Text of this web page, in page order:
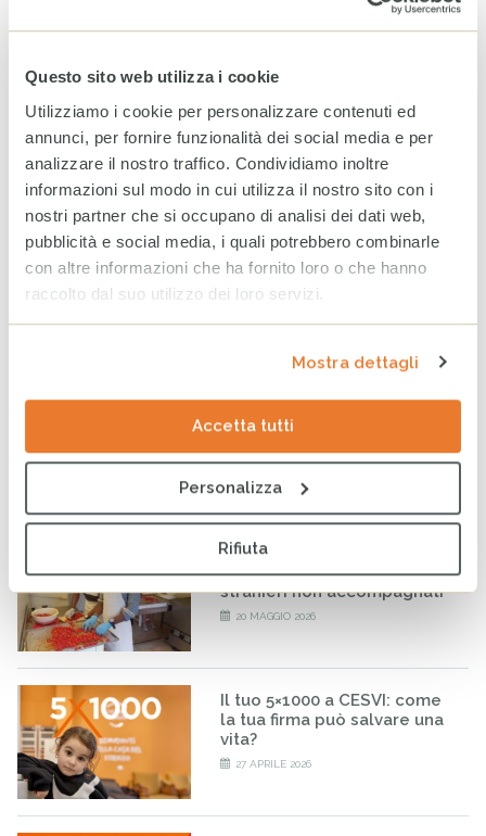
Questo sito web utilizza i cookie
Utilizziamo i cookie per personalizzare contenuti ed
annunci, per fornire funzionalità dei social media e per
analizzare il nostro traffico. Condividiamo inoltre
informazioni sul modo in cui utilizza il nostro sito con i
nostri partner che si occupano di analisi dei dati web,
pubblicità e social media, i quali potrebbero combinarle
con altre informazioni che ha fornito loro o che hanno
raccolto dal suo utilizzo dei loro servizi.
Mostra dettagli
Accetta tutti
Personalizza
Rifiuta
24 GIUGNO 2026
fatto per bene.
23 GIUGNO 2026
CESVI presenta a Roma la
settima edizione dell’Indice
maltrattamento e la cura
all’infanzia in Italia
CESVI a COOPERA 2026, la
conferenza dedicata alla
26 MAGGIO 2026
RISE-UP: al via il percorso
formativo per minori
stranieri non accompagnati
20 MAGGIO 2026
Il tuo 5×1000 a CESVI: come
la tua firma può salvare una
vita?
27 APRILE 2026